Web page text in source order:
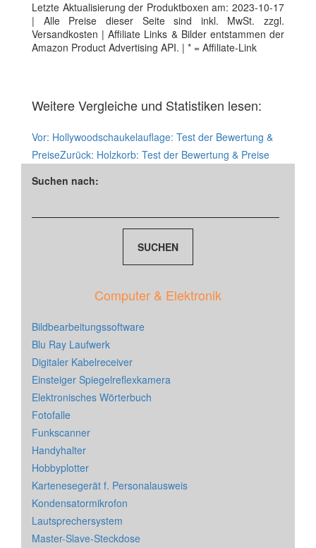
Letzte Aktualisierung der Produktboxen am: 2023-10-17
| Alle Preise dieser Seite sind inkl. MwSt. zzgl.
Versandkosten | Affiliate Links & Bilder entstammen der
Amazon Product Advertising API. | * = Affiliate-Link
Weitere Vergleiche und Statistiken lesen:
Vor: Hollywoodschaukelauflage: Test der Bewertung &
PreiseZurück: Holzkorb: Test der Bewertung & Preise
Suchen nach:
Computer & Elektronik
Bildbearbeitungssoftware
Blu Ray Laufwerk
Digitaler Kabelreceiver
Einsteiger Spiegelreflexkamera
Elektronisches Wörterbuch
Fotofalle
Funkscanner
Handyhalter
Hobbyplotter
Kartenesegerät f. Personalausweis
Kondensatormikrofon
Lautsprechersystem
Master-Slave-Steckdose